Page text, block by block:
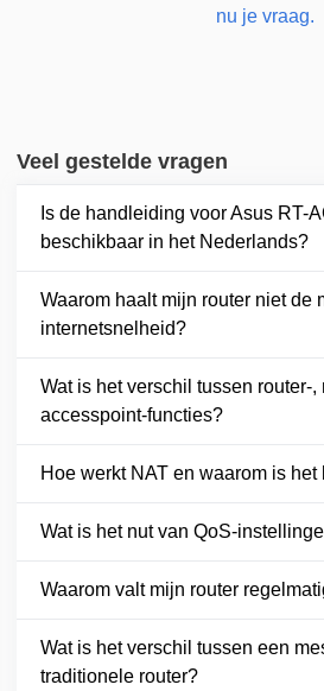
nu je vraag.
Veel gestelde vragen
Is de handleiding voor Asus RT-
beschikbaar in het Nederlands?
Waarom haalt mijn router niet de
internetsnelheid?
Wat is het verschil tussen router-,
accesspoint-functies?
Hoe werkt NAT en waarom is
Wat is het nut van QoS-
Waarom valt mijn router
Wat is het verschil tussen een
traditionele router?